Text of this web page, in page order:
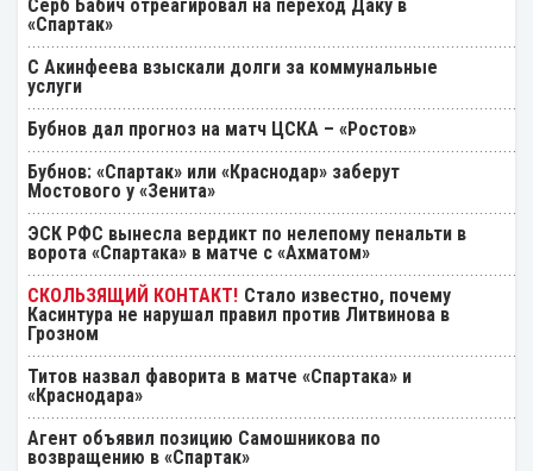
Серб Бабич отреагировал на переход Даку в
«Спартак»
С Акинфеева взыскали долги за коммунальные
услуги
Бубнов дал прогноз на матч ЦСКА – «Ростов»
Бубнов: «Спартак» или «Краснодар» заберут
Мостового у «Зенита»
ЭСК РФС вынесла вердикт по нелепому пенальти в
ворота «Спартака» в матче с «Ахматом»
Стало известно, почему
Касинтура не нарушал правил против Литвинова в
Грозном
Титов назвал фаворита в матче «Спартака» и
«Краснодара»
Агент объявил позицию Самошникова по
возвращению в «Спартак»